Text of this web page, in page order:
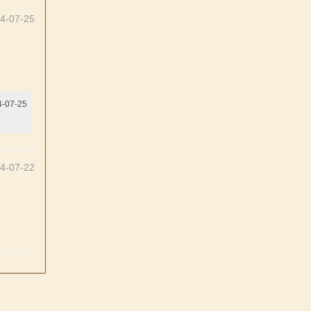
07-25
07-25
07-22